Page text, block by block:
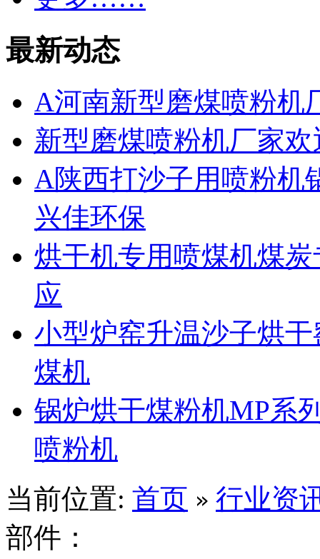
最新动态
A河南新型磨煤喷粉机
新型磨煤喷粉机厂家
A陕西打沙子用喷粉机
兴佳环保
烘干机专用喷煤机煤
应
小型炉窑升温沙子烘
煤机
锅炉烘干煤粉机MP系
喷粉机
当前位置: 首页 » 行业资
部件：